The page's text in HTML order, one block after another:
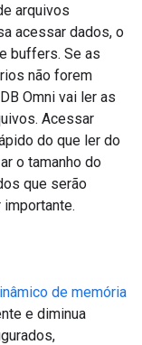
arquivos
acessar dados, o
buffers. Se as
não forem
Omni vai ler as
Acessar
do que ler do
o tamanho do
que serão
de memória
e diminua